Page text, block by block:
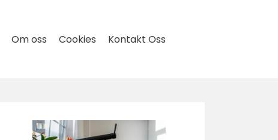
Om oss Cookies Kontakt Oss